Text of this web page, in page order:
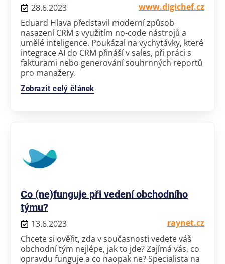
28.6.2023
www.digichef.cz
Eduard Hlava představil moderní způsob
nasazení CRM s využitím no-code nástrojů a
umělé inteligence. Poukázal na vychytávky, které
integrace AI do CRM přináší v sales, při práci s
fakturami nebo generování souhrnných reportů
pro manažery.
Zobrazit celý článek
Co (ne)funguje při vedení obchodního
týmu?
13.6.2023
raynet.cz
Chcete si ověřit, zda v současnosti vedete váš
obchodní tým nejlépe, jak to jde? Zajímá vás, co
opravdu funguje a co naopak ne? Specialista na